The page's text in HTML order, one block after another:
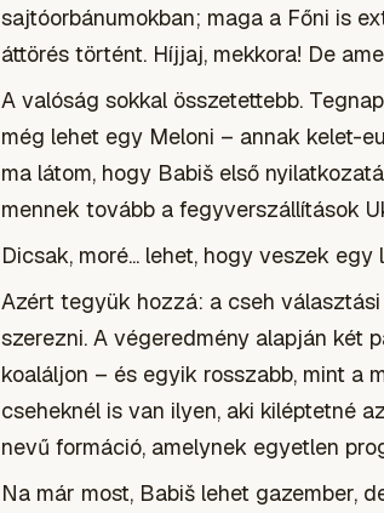
sajtóorbánumokban; maga a Főni is
áttörés történt. Híjjaj, mekkora! De
A valóság sokkal összetettebb.
még lehet egy Meloni – annak kelet-
ma látom, hogy Babiš első
mennek tovább a fegyverszállítások
Dicsak, moré... lehet, hogy veszek egy
Azért tegyük hozzá: a cseh
szerezni. A végeredmény alapján két
koaláljon – és egyik rosszabb, mint a
cseheknél is van ilyen, aki kiléptetné
nevű formáció, amelynek egyetlen
Na már most, Babiš lehet gazember,